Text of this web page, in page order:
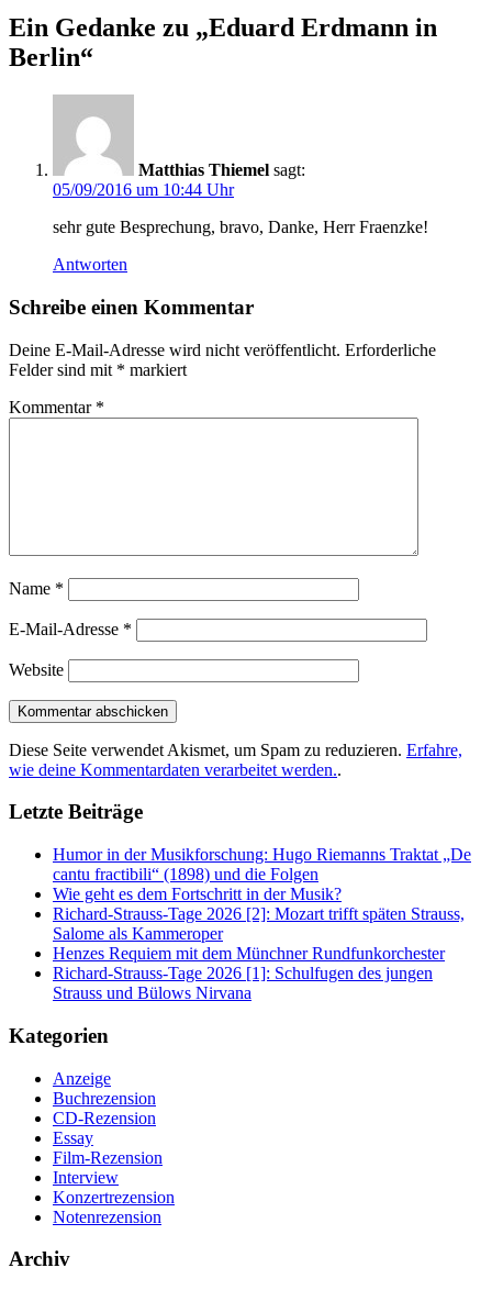
Ein Gedanke zu „Eduard Erdmann in
Berlin“
Matthias Thiemel sagt:
05/09/2016 um 10:44 Uhr
sehr gute Besprechung, bravo, Danke, Herr Fraenzke!
Antworten
Schreibe einen Kommentar
Deine E-Mail-Adresse wird nicht veröffentlicht. Erforderliche
Felder sind mit * markiert
Kommentar *
Name *
E-Mail-Adresse *
Website
Diese Seite verwendet Akismet, um Spam zu reduzieren. Erfahre,
wie deine Kommentardaten verarbeitet werden..
Letzte Beiträge
Humor in der Musikforschung: Hugo Riemanns Traktat „De
cantu fractibili“ (1898) und die Folgen
Wie geht es dem Fortschritt in der Musik?
Richard-Strauss-Tage 2026 [2]: Mozart trifft späten Strauss,
Salome als Kammeroper
Henzes Requiem mit dem Münchner Rundfunkorchester
Richard-Strauss-Tage 2026 [1]: Schulfugen des jungen
Strauss und Bülows Nirvana
Kategorien
Anzeige
Buchrezension
CD-Rezension
Essay
Film-Rezension
Interview
Konzertrezension
Notenrezension
Archiv